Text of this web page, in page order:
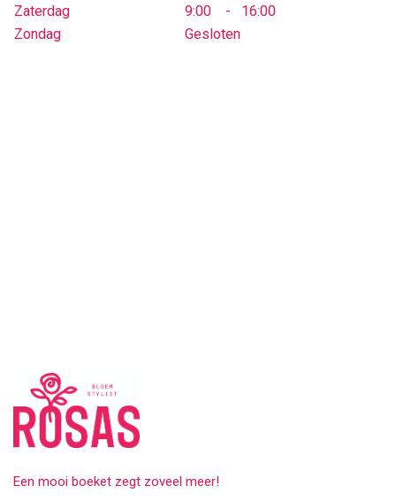
Zaterdag
9:00 - 16:00
Zondag
Gesloten
Een mooi boeket zegt zoveel meer!